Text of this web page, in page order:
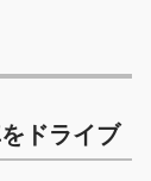
ドライブ